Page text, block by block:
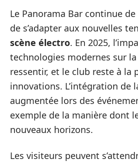
Le Panorama Bar continue
de s’adapter aux nouvelles
scène électro. En 2025,
technologies modernes sur
ressentir, et le club reste à la
innovations. L’intégration de
augmentée lors des
exemple de la manière dont
nouveaux horizons.
Les visiteurs peuvent